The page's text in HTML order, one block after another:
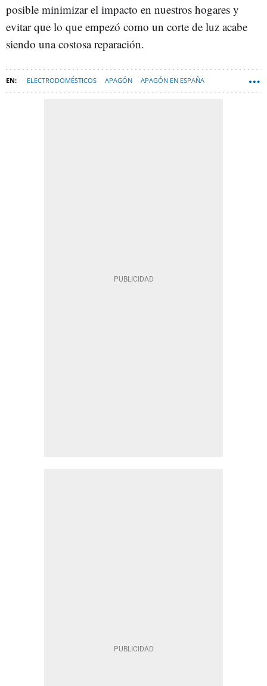
posible minimizar el impacto en nuestros hogares y
evitar que lo que empezó como un corte de luz acabe
siendo una costosa reparación.
ELECTRODOMÉSTICOS APAGÓN APAGÓN EN ESPAÑA